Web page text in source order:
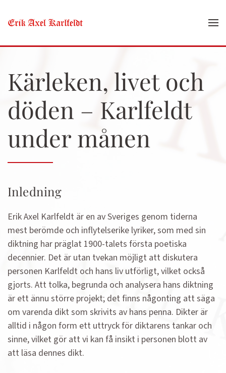
Skip to main content
Kärleken, livet och
döden – Karlfeldt
under månen
Inledning
Erik Axel Karlfeldt är en av Sveriges genom tiderna
mest berömde och inflytelserike lyriker, som med sin
diktning har präglat 1900-talets första poetiska
decennier. Det är utan tvekan möjligt att diskutera
personen Karlfeldt och hans liv utförligt, vilket också
gjorts. Att tolka, begrunda och analysera hans diktning
är ett ännu större projekt; det finns någonting att säga
om varenda dikt som skrivits av hans penna. Dikter är
alltid i någon form ett uttryck för diktarens tankar och
sinne, vilket gör att vi kan få insikt i personen blott av
att läsa dennes dikt.